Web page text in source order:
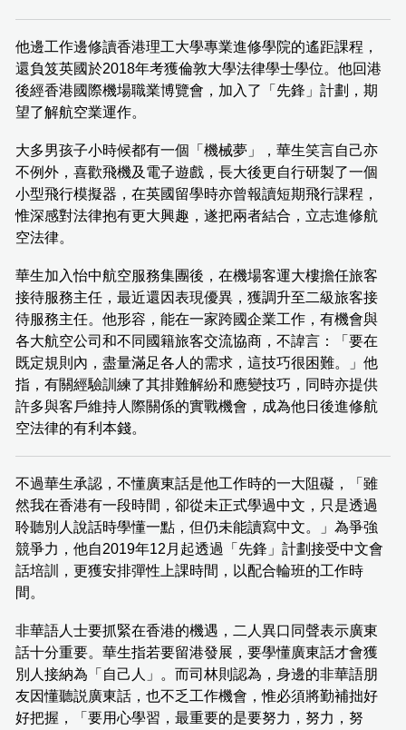
他邊工作邊修讀香港理工大學專業進修學院的遙距課程，
還負笈英國於2018年考獲倫敦大學法律學士學位。他回港
後經香港國際機場職業博覽會，加入了「先鋒」計劃，期
望了解航空業運作。
大多男孩子小時候都有一個「機械夢」，華生笑言自己亦
不例外，喜歡飛機及電子遊戲，長大後更自行研製了一個
小型飛行模擬器，在英國留學時亦曾報讀短期飛行課程，
惟深感對法律抱有更大興趣，遂把兩者結合，立志進修航
空法律。
華生加入怡中航空服務集團後，在機場客運大樓擔任旅客
接待服務主任，最近還因表現優異，獲調升至二級旅客接
待服務主任。他形容，能在一家跨國企業工作，有機會與
各大航空公司和不同國籍旅客交流協商，不諱言：「要在
既定規則內，盡量滿足各人的需求，這技巧很困難。」他
指，有關經驗訓練了其排難解紛和應變技巧，同時亦提供
許多與客戶維持人際關係的實戰機會，成為他日後進修航
空法律的有利本錢。
不過華生承認，不懂廣東話是他工作時的一大阻礙，「雖
然我在香港有一段時間，卻從未正式學過中文，只是透過
聆聽別人說話時學懂一點，但仍未能讀寫中文。」為爭強
競爭力，他自2019年12月起透過「先鋒」計劃接受中文會
話培訓，更獲安排彈性上課時間，以配合輪班的工作時
間。
非華語人士要抓緊在香港的機遇，二人異口同聲表示廣東
話十分重要。華生指若要留港發展，要學懂廣東話才會獲
別人接納為「自己人」。而司林則認為，身邊的非華語朋
友因懂聽説廣東話，也不乏工作機會，惟必須將勤補拙好
好把握，「要用心學習，最重要的是要努力，努力，努